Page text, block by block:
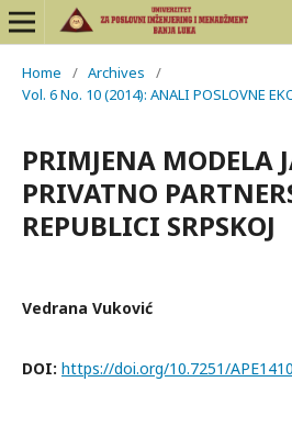
Home / Archives
/
Vol. 6 No. 10 (2014): ANALI POSLOVNE
PRIMJENA MODELA
PRIVATNO
REPUBLICI SRPSKOJ
Vedrana Vuković
DOI: https://doi.org/10.7251/